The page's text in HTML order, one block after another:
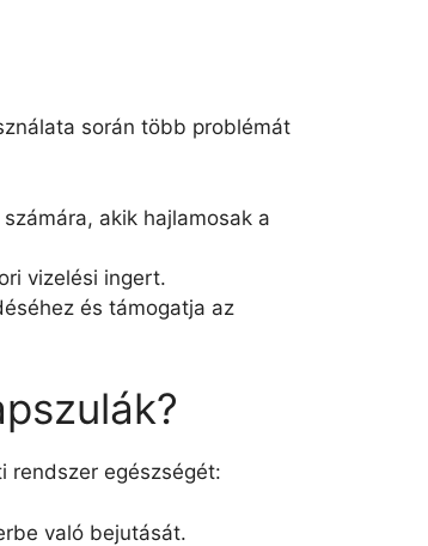
során több problémát
akik hajlamosak a
vizelési ingert.
és támogatja az
rendszer egészségét:
való bejutását.